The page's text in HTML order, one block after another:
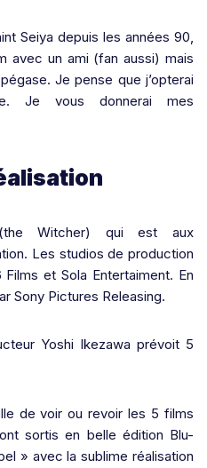
Seiya depuis les années 90,
avec un ami (fan aussi) mais
Je pense que j’opterai
Je vous donnerai mes
(the Witcher) qui est aux
Les studios de production
et Sola Entertaiment. En
Sony Pictures Releasing.
Yoshi Ikezawa prévoit 5
de voir ou revoir les 5 films
sortis en belle édition Blu-
» avec la sublime réalisation